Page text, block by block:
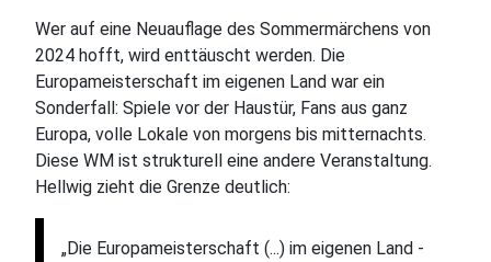
Wer auf eine Neuauflage des Sommermärchens von
2024 hofft, wird enttäuscht werden. Die
Europameisterschaft im eigenen Land war ein
Sonderfall: Spiele vor der Haustür, Fans aus ganz
Europa, volle Lokale von morgens bis mitternachts.
Diese WM ist strukturell eine andere Veranstaltung.
Hellwig zieht die Grenze deutlich:
„Die Europameisterschaft (...) im eigenen Land -